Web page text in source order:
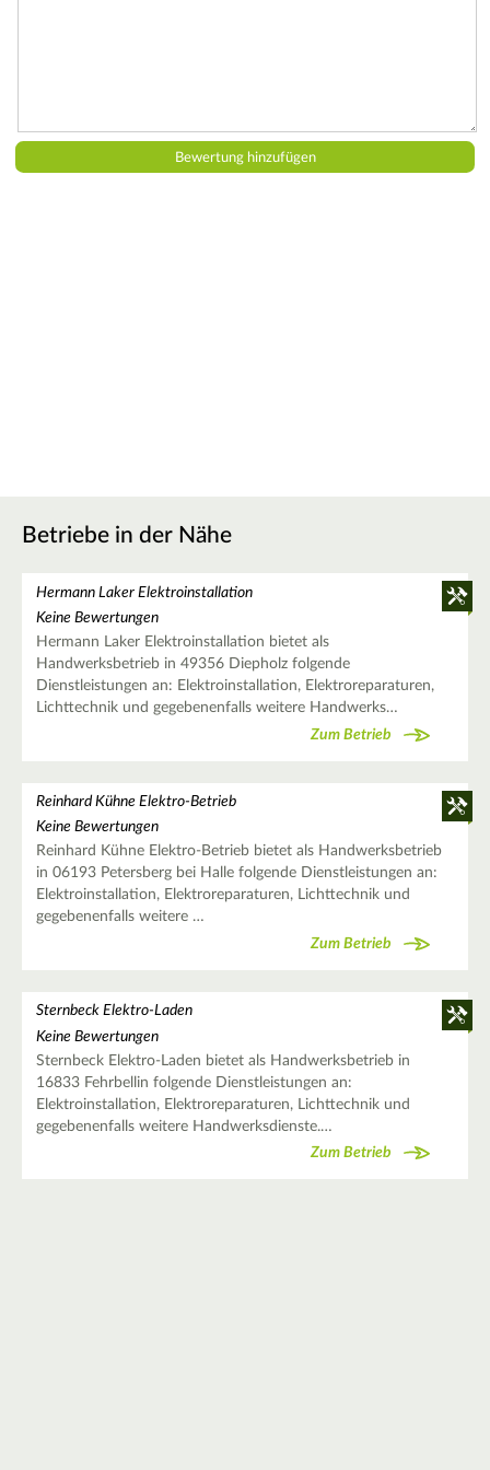
Betriebe in der Nähe
Hermann Laker Elektroinstallation
Keine Bewertungen
Hermann Laker Elektroinstallation bietet als
Handwerksbetrieb in 49356 Diepholz folgende
Dienstleistungen an: Elektroinstallation, Elektroreparaturen,
Lichttechnik und gegebenenfalls weitere Handwerks…
Zum Betrieb
Reinhard Kühne Elektro-Betrieb
Keine Bewertungen
Reinhard Kühne Elektro-Betrieb bietet als Handwerksbetrieb
in 06193 Petersberg bei Halle folgende Dienstleistungen an:
Elektroinstallation, Elektroreparaturen, Lichttechnik und
gegebenenfalls weitere …
Zum Betrieb
Sternbeck Elektro-Laden
Keine Bewertungen
Sternbeck Elektro-Laden bietet als Handwerksbetrieb in
16833 Fehrbellin folgende Dienstleistungen an:
Elektroinstallation, Elektroreparaturen, Lichttechnik und
gegebenenfalls weitere Handwerksdienste.…
Zum Betrieb